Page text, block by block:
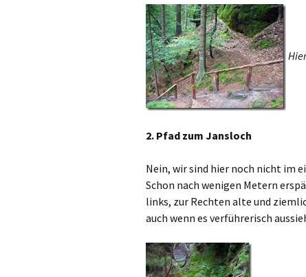
2. Pfad zum Jansloch
Nein, wir sind hier noch nicht im
Schon nach wenigen Metern
links, zur Rechten alte und
auch wenn es verführerisch